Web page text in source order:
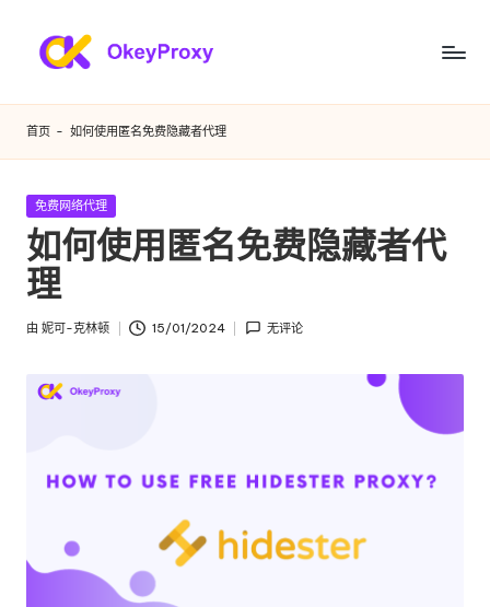
满
足
您
各
种
需
求
住
代
服
能
大
的
HTTP(S)/SOCKS5
住
宅
代
于
试
首页 - 如何使用匿名免费隐藏者代理
发
布
在
免费网络代理
如何使用匿名免费隐藏者代
理
发
由 妮可-克林顿 15/01/2024 无评论